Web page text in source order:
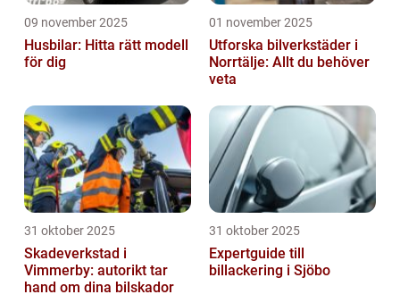
09 november 2025
Husbilar: Hitta rätt modell
för dig
01 november 2025
Utforska bilverkstäder i
Norrtälje: Allt du behöver
veta
31 oktober 2025
Skadeverkstad i
Vimmerby: autorikt tar
hand om dina bilskador
31 oktober 2025
Expertguide till
billackering i Sjöbo